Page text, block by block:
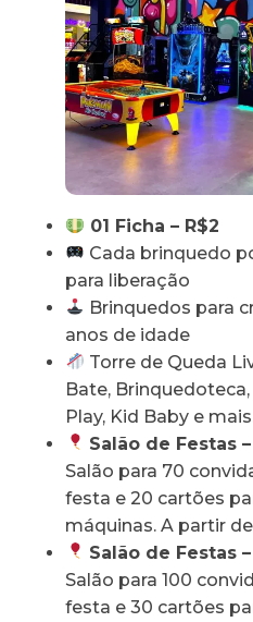
01 Ficha – R$2
Cada brinquedo
para liberação
Brinquedos para
anos de idade
Torre de Queda
Bate,
Play, Kid Baby e
Salão de Festas
Salão para 70
festa e 20 cartões
máquinas. A partir de
Salão de Festas
Salão para 100
festa e 30 cartões